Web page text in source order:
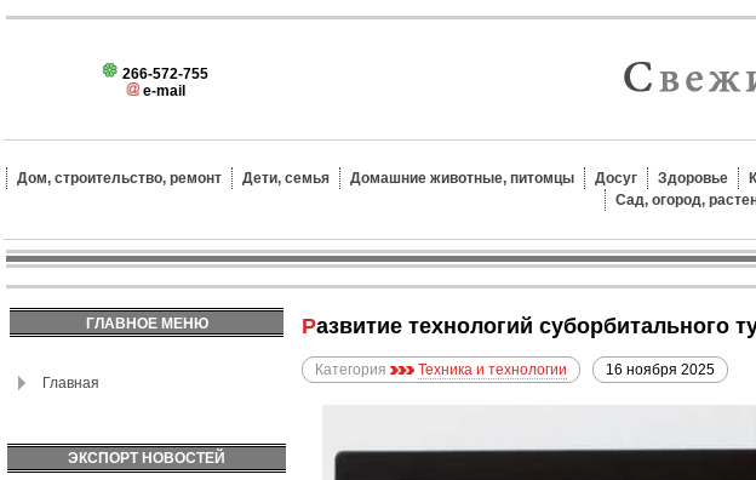
266-572-755
e-mail
Дом, строительство, ремонт Дети, семья Домашние животные, питомцы Досуг Здоровье
Сад, огород,
ГЛАВНОЕ МЕНЮ
Главная
ЭКСПОРТ НОВОСТЕЙ
Развитие технологий
Категория Техника и технологии 16 ноября 2025